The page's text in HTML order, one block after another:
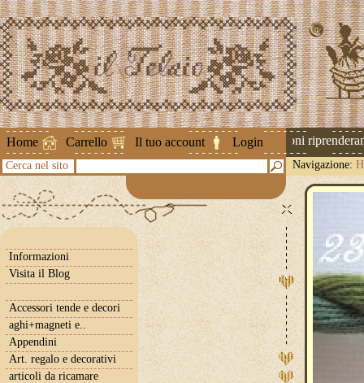
Home Carrello Il tuo account Login
Attenzione ! Le spedizioni
Cerca nel sito Navigazione:
Informazioni
Visita il Blog
Accessori tende e decori
aghi+magneti e..
Appendini
Art. regalo e decorativi
articoli da ricamare